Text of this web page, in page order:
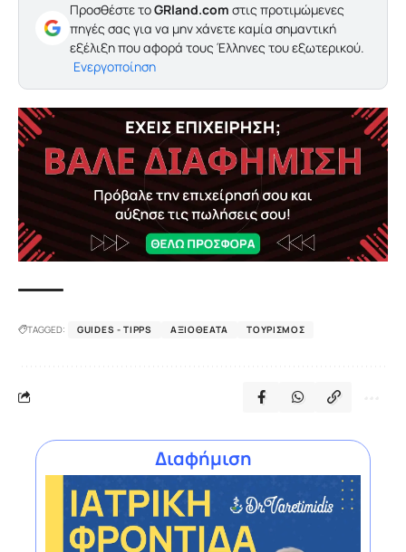
Προσθέστε τοGRland.com στις προτιμώμενες
πηγές σας για να μην χάνετε καμία σημαντική
εξέλιξη που αφορά τους Έλληνες του εξωτερικού.
Ενεργοποίηση
TAGGED: GUIDES - TIPPS ΑΞΙΟΘΈΑΤΑ ΤΟΥΡΙΣΜΌΣ
Διαφήμιση